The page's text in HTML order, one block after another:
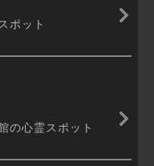
ポット
の心霊スポット